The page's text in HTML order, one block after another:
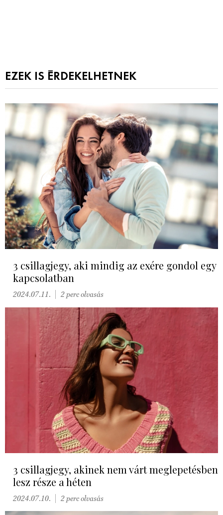
EZEK IS ÉRDEKELHETNEK
3 csillagjegy, aki mindig az exére gondol egy
kapcsolatban
2024.07.11. 2 perc olvasás
3 csillagjegy, akinek nem várt meglepetésben
lesz része a héten
2024.07.10. 2 perc olvasás